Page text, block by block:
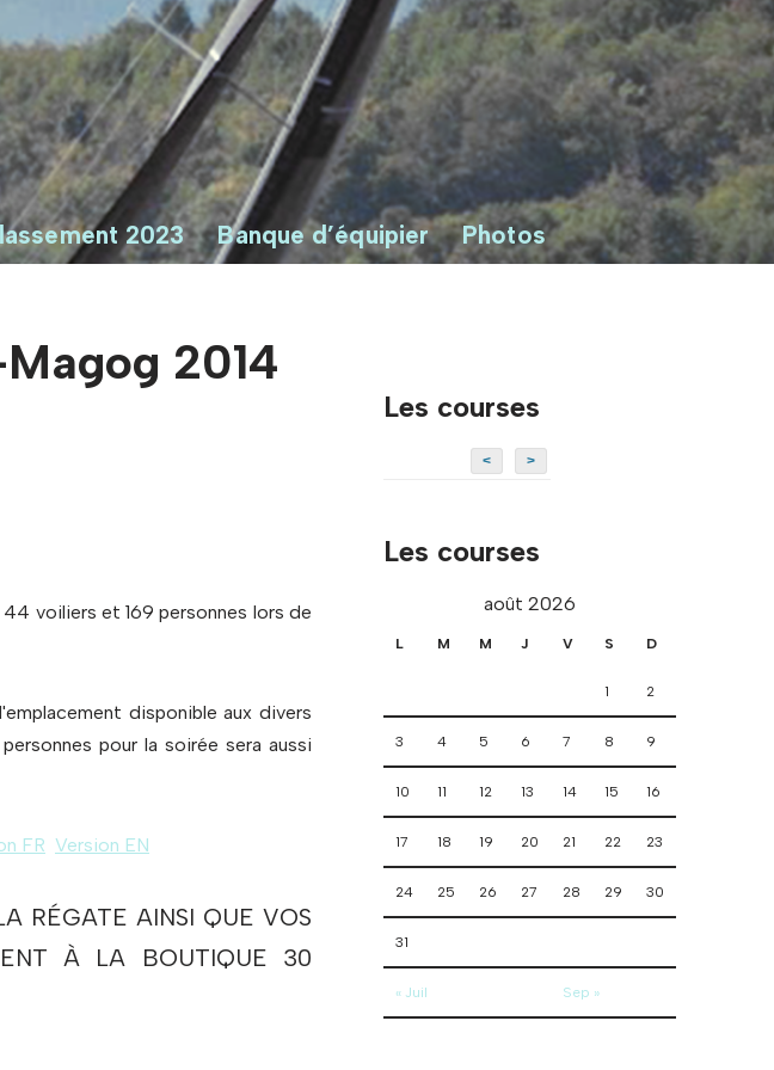
2023 Banque d’équipier Photos
2014
voiliers et 169 personnes lors de
disponible aux divers
pour la soirée sera aussi
FR Version EN
RÉGATE AINSI QUE VOS
À LA BOUTIQUE 30
Les courses
< >
Les courses
août 2026
L M M J V S D
1 2
3 4 5 6 7 8 9
10 11 12 13 14 15 16
17 18 19 20 21 22 23
24 25 26 27 28 29 30
31
« Juil Sep »